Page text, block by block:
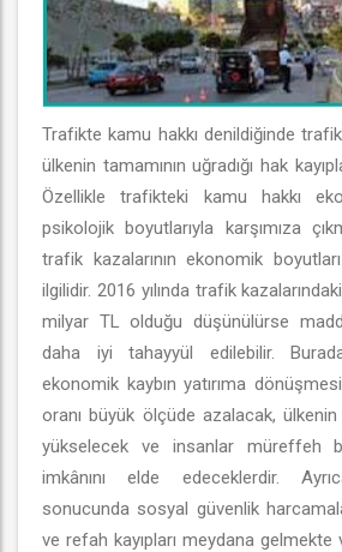
Trafikte kamu hakkı denildiğinde
ülkenin tamamının uğradığı hak
Özellikle trafikteki kamu hakkı
psikolojik boyutlarıyla karşımıza
trafik kazalarının ekonomik
ilgilidir. 2016 yılında trafik
milyar TL olduğu düşünülürse
daha iyi tahayyül edilebilir.
ekonomik kaybın yatırıma
oranı büyük ölçüde azalacak,
yükselecek ve insanlar müreffeh
imkânını elde edeceklerdir.
sonucunda sosyal güvenlik
ve refah kayıpları meydana